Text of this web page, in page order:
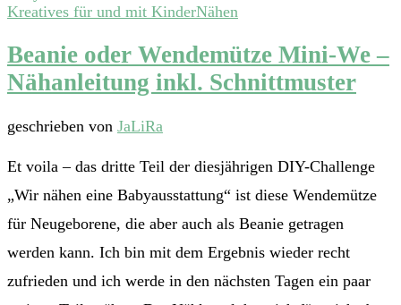
Kreatives für und mit KinderNähen
Beanie oder Wendemütze Mini-We –
Nähanleitung inkl. Schnittmuster
geschrieben von JaLiRa
Et voila – das dritte Teil der diesjährigen DIY-Challenge
„Wir nähen eine Babyausstattung“ ist diese Wendemütze
für Neugeborene, die aber auch als Beanie getragen
werden kann. Ich bin mit dem Ergebnis wieder recht
zufrieden und ich werde in den nächsten Tagen ein paar